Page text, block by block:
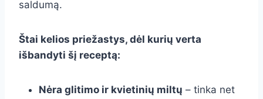
saldumą.
Štai kelios priežastys, dėl kurių verta
išbandyti šį receptą:
Nėra glitimo ir kvietinių miltų – tinka net